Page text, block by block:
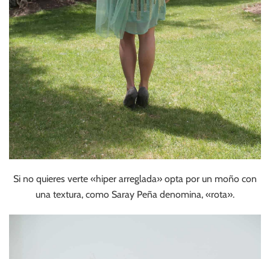
Si no quieres verte «hiper arreglada» opta por un moño con
una textura, como Saray Peña denomina, «rota».